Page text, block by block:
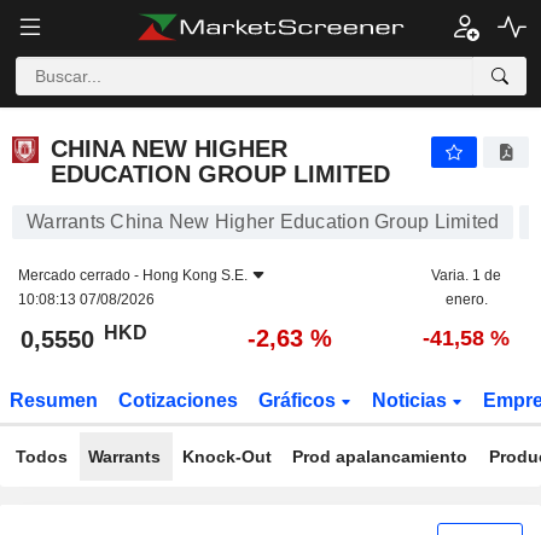
CHINA NEW HIGHER
EDUCATION GROUP LIMITED
Warrants China New Higher Education Group Limited
Mercado cerrado - Hong Kong S.E.
10:08:13 07/08/2026
Varia. 1 de
enero.
0,5550 HKD -2,63 % -41,58 %
Resumen Cotizaciones Gráficos Noticias
Todos Warrants Knock-Out Prod apalancamiento